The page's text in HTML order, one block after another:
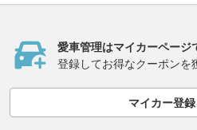
愛車管理はマイカーページ
登録してお得なクーポンを
マイカー登